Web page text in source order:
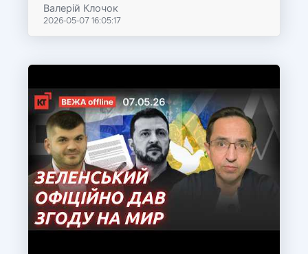
Валерій Клочок
2026-05-07 16:05:17